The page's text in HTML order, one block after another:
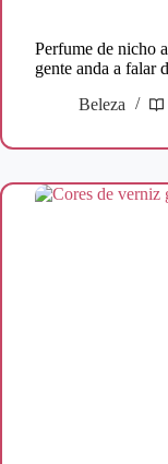
Perfume de nicho
gente anda a falar
Beleza